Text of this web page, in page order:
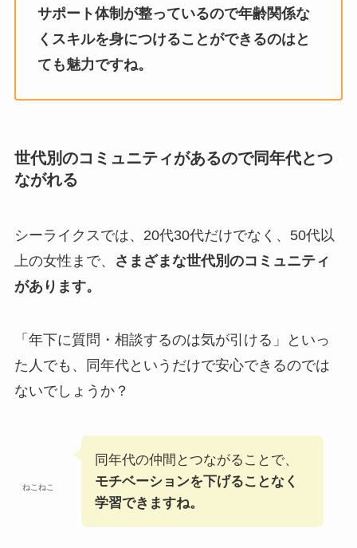
サポート体制が整っているので年齢関係な
くスキルを身につけることができるのはと
ても魅力ですね。
世代別のコミュニティがあるので同年代とつ
ながれる
シーライクスでは、20代30代だけでなく、50代以
上の女性まで、
さまざまな世代別のコミュニティ
があります。
「年下に質問・相談するのは気が引ける」といっ
た人でも、同年代というだけで安心できるのでは
ないでしょうか？
ねこねこ
同年代の仲間とつながることで、
モチベーションを下げることなく
学習できますね。